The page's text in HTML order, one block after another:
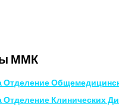
ММК
Отделение
Отделение Клинических